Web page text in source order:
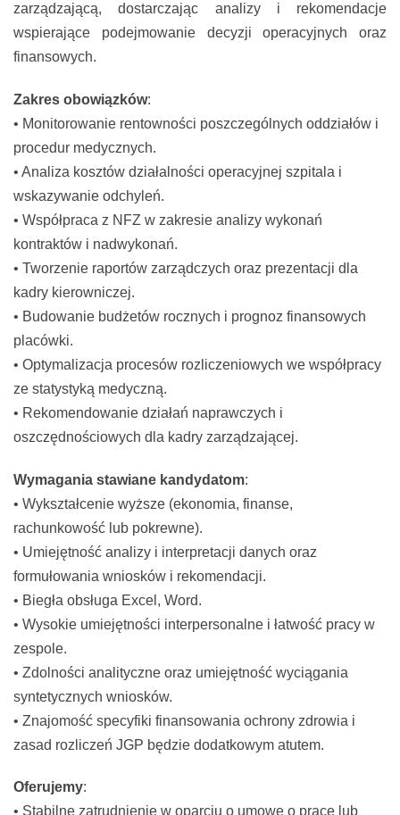
zarządzającą, dostarczając analizy i rekomendacje
wspierające podejmowanie decyzji operacyjnych oraz
finansowych.
Zakres obowiązków:
• Monitorowanie rentowności poszczególnych oddziałów i
procedur medycznych.
• Analiza kosztów działalności operacyjnej szpitala i
wskazywanie odchyleń.
• Współpraca z NFZ w zakresie analizy wykonań
kontraktów i nadwykonań.
• Tworzenie raportów zarządczych oraz prezentacji dla
kadry kierowniczej.
• Budowanie budżetów rocznych i prognoz finansowych
placówki.
• Optymalizacja procesów rozliczeniowych we współpracy
ze statystyką medyczną.
• Rekomendowanie działań naprawczych i
oszczędnościowych dla kadry zarządzającej.
Wymagania stawiane kandydatom:
• Wykształcenie wyższe (ekonomia, finanse,
rachunkowość lub pokrewne).
• Umiejętność analizy i interpretacji danych oraz
formułowania wniosków i rekomendacji.
• Biegła obsługa Excel, Word.
• Wysokie umiejętności interpersonalne i łatwość pracy w
zespole.
• Zdolności analityczne oraz umiejętność wyciągania
syntetycznych wniosków.
• Znajomość specyfiki finansowania ochrony zdrowia i
zasad rozliczeń JGP będzie dodatkowym atutem.
Oferujemy:
• Stabilne zatrudnienie w oparciu o umowę o pracę lub